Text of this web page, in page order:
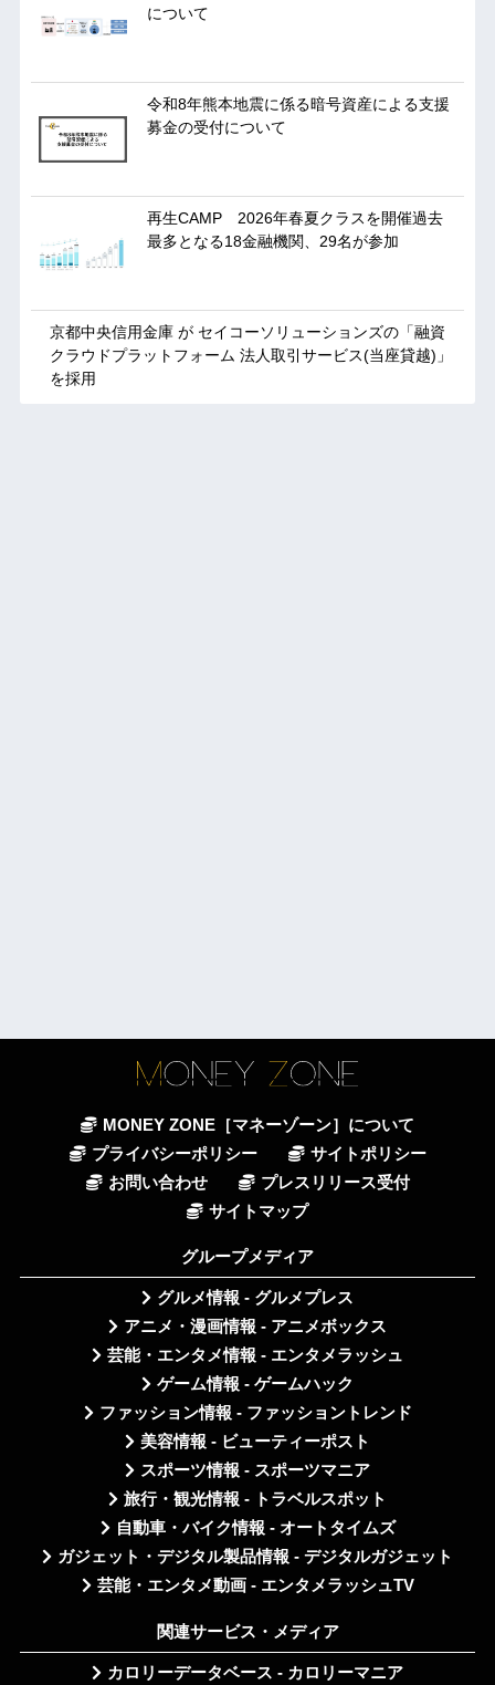
について
令和8年熊本地震に係る暗号資産による支援
募金の受付について
再生CAMP 2026年春夏クラスを開催過去
最多となる18金融機関、29名が参加
京都中央信用金庫 が セイコーソリューションズの「融資
クラウドプラットフォーム 法人取引サービス(当座貸越)」
を採用
MONEY ZONE［マネーゾーン］について
プライバシーポリシー
サイトポリシー
お問い合わせ
プレスリリース受付
サイトマップ
グループメディア
グルメ情報 - グルメプレス
アニメ・漫画情報 - アニメボックス
芸能・エンタメ情報 - エンタメラッシュ
ゲーム情報 - ゲームハック
ファッション情報 - ファッショントレンド
美容情報 - ビューティーポスト
スポーツ情報 - スポーツマニア
旅行・観光情報 - トラベルスポット
自動車・バイク情報 - オートタイムズ
ガジェット・デジタル製品情報 - デジタルガジェット
芸能・エンタメ動画 - エンタメラッシュTV
関連サービス・メディア
カロリーデータベース - カロリーマニア